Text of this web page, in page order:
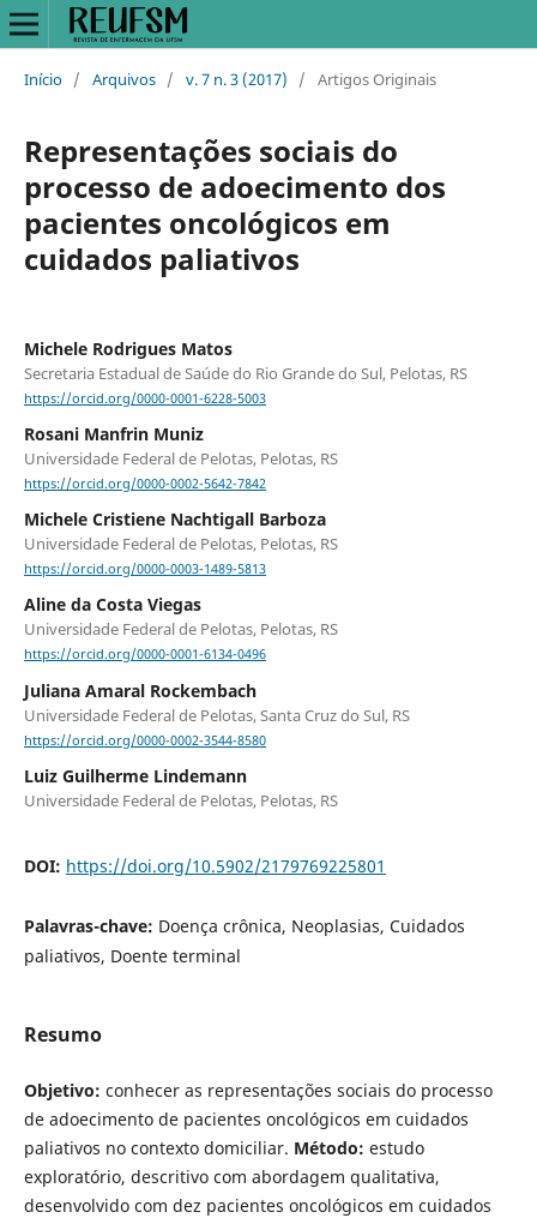
Início / Arquivos / v. 7 n. 3 (2017) / Artigos Originais
Representações sociais do
processo de adoecimento dos
pacientes oncológicos em
cuidados paliativos
Michele Rodrigues Matos
Secretaria Estadual de Saúde do Rio Grande do Sul, Pelotas, RS
https://orcid.org/0000-0001-6228-5003
Rosani Manfrin Muniz
Universidade Federal de Pelotas, Pelotas, RS
https://orcid.org/0000-0002-5642-7842
Michele Cristiene Nachtigall Barboza
Universidade Federal de Pelotas, Pelotas, RS
https://orcid.org/0000-0003-1489-5813
Aline da Costa Viegas
Universidade Federal de Pelotas, Pelotas, RS
https://orcid.org/0000-0001-6134-0496
Juliana Amaral Rockembach
Universidade Federal de Pelotas, Santa Cruz do Sul, RS
https://orcid.org/0000-0002-3544-8580
Luiz Guilherme Lindemann
Universidade Federal de Pelotas, Pelotas, RS
DOI: https://doi.org/10.5902/2179769225801
Palavras-chave: Doença crônica, Neoplasias, Cuidados
paliativos, Doente terminal
Resumo
Objetivo: conhecer as representações sociais do processo
de adoecimento de pacientes oncológicos em cuidados
paliativos no contexto domiciliar. Método: estudo
exploratório, descritivo com abordagem qualitativa,
desenvolvido com dez pacientes oncológicos em cuidados